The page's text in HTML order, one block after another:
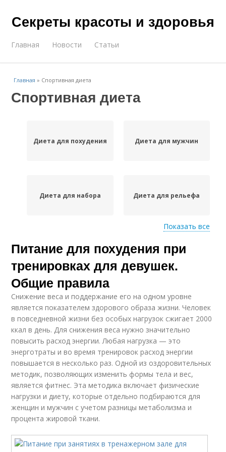
Секреты красоты и здоровья
Главная Новости Статьи
Главная » Спортивная диета
Спортивная диета
Диета для похудения Диета для мужчин
Диета для набора Диета для рельефа
Диета для роста
Показать все
Питание для похудения при
тренировках для девушек.
Общие правила
Снижение веса и поддержание его на одном уровне
является показателем здорового образа жизни. Человек
в повседневной жизни без особых нагрузок сжигает 2000
ккал в день. Для снижения веса нужно значительно
повысить расход энергии. Любая нагрузка — это
энерготраты и во время тренировок расход энергии
повышается в несколько раз. Одной из оздоровительных
методик, позволяющих изменить формы тела и вес,
является фитнес. Эта методика включает физические
нагрузки и диету, которые отдельно подбираются для
женщин и мужчин с учетом разницы метаболизма и
процента жировой ткани.